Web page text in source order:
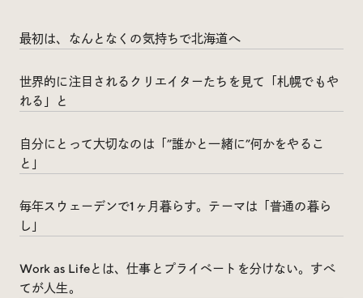
最初は、なんとなくの気持ちで北海道へ
世界的に注目されるクリエイターたちを見て「札幌でもや
れる」と
自分にとって大切なのは「”誰かと一緒に”何かをやるこ
と」
毎年スウェーデンで1ヶ月暮らす。テーマは「普通の暮ら
し」
Work as Lifeとは、仕事とプライベートを分けない。すべ
てが人生。